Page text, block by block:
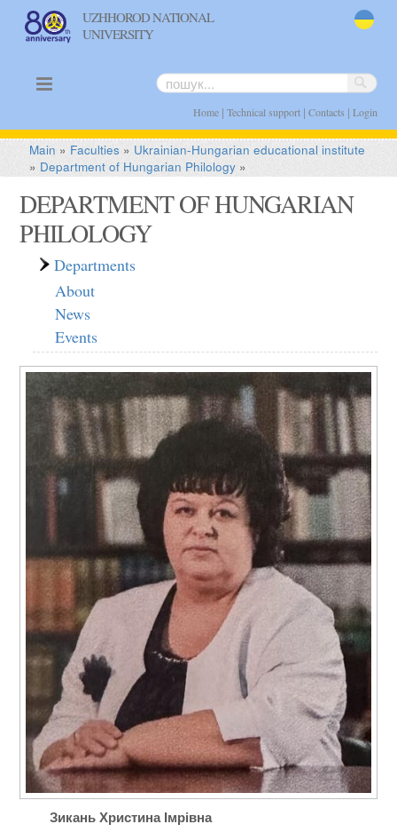
UZHHOROD NATIONAL
UNIVERSITY
Home| Technical support| Contacts | Login
Main » Faculties » Ukrainian-Hungarian educational institute
» Department of Hungarian Philology »
DEPARTMENT OF HUNGARIAN
PHILOLOGY
Departments
About
News
Events
Зикань Христина Імрівна